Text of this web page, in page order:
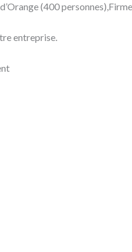
(400
entreprise.